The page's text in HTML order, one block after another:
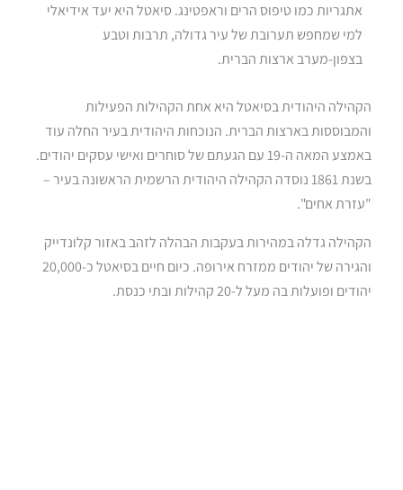
אתגריות כמו טיפוס הרים וראפטינג. סיאטל היא יעד אידיאלי
למי שמחפש תערובת של עיר גדולה, תרבות וטבע
בצפון-מערב ארצות הברית.
הקהילה היהודית בסיאטל היא אחת הקהילות הפעילות
והמבוססות בארצות הברית. הנוכחות היהודית בעיר החלה עוד
באמצע המאה ה-19 עם הגעתם של סוחרים ואישי עסקים יהודים.
בשנת 1861 נוסדה הקהילה היהודית הרשמית הראשונה בעיר –
"עזרת אחים".
הקהילה גדלה במהירות בעקבות הבהלה לזהב באזור קלונדייק
והגירה של יהודים ממזרח אירופה. כיום חיים בסיאטל כ-20,000
יהודים ופועלות בה מעל ל-20 קהילות ובתי כנסת.